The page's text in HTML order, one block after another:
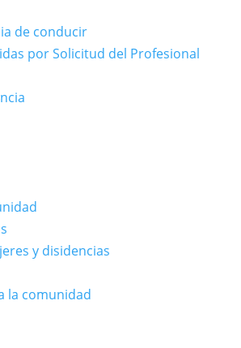
de conducir
por Solicitud del Profesional
y disidencias
la comunidad